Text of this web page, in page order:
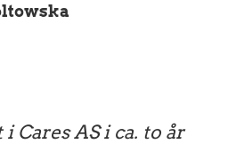
i Cares AS i ca. to år